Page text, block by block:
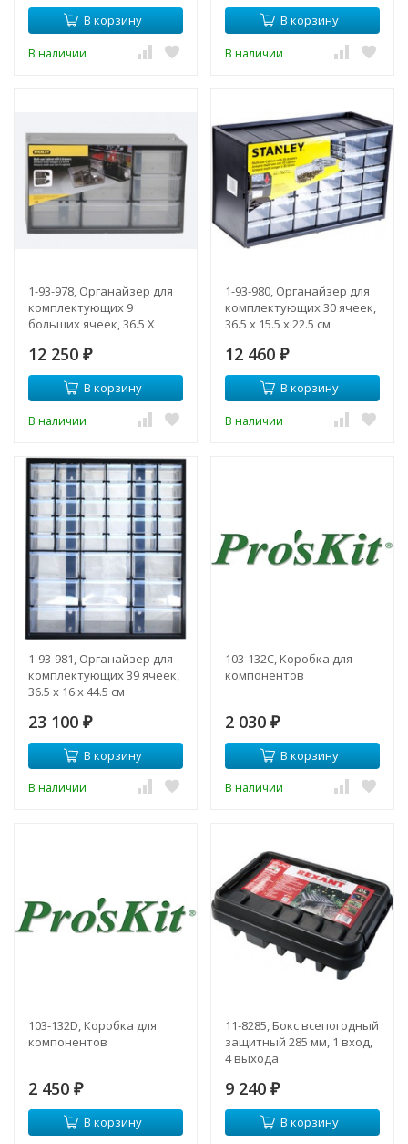
В корзину
В наличии
В корзину
В наличии
1-93-978, Органайзер для
комплектующих 9
больших ячеек, 36.5 Х
12 250 ₽
В корзину
В наличии
1-93-980, Органайзер для
комплектующих 30 ячеек,
36.5 х 15.5 х 22.5 см
12 460 ₽
В корзину
В наличии
1-93-981, Органайзер для
комплектующих 39 ячеек,
36.5 х 16 х 44.5 см
23 100 ₽
В корзину
В наличии
103-132C, Коробка для
компонентов
2 030 ₽
В корзину
В наличии
103-132D, Коробка для
компонентов
2 450 ₽
В корзину
11-8285, Бокс всепогодный
защитный 285 мм, 1 вход,
4 выхода
9 240 ₽
В корзину